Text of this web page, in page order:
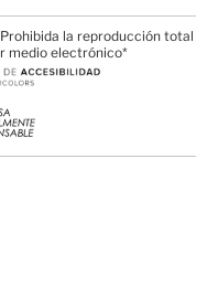
la reproducción total
medio electrónico*